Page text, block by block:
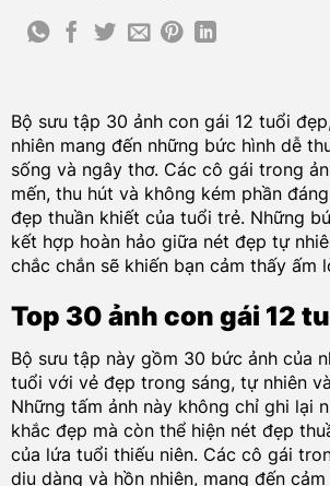
Bộ sưu tập 30 ảnh con gái 12 tuổi
nhiên mang đến những bức hình dễ
sống và ngây thơ. Các cô gái trong
mến, thu hút và không kém phần
đẹp thuần khiết của tuổi trẻ. Những
kết hợp hoàn hảo giữa nét đẹp tự
chắc chắn sẽ khiến bạn cảm thấy ấm
Top 30 ảnh con gái 12
Bộ sưu tập này gồm 30 bức ảnh của
tuổi với vẻ đẹp trong sáng, tự nhiên
Những tấm ảnh này không chỉ ghi lại
khắc đẹp mà còn thể hiện nét đẹp
của lứa tuổi thiếu niên. Các cô gái
dịu dàng và hồn nhiên, mang đến